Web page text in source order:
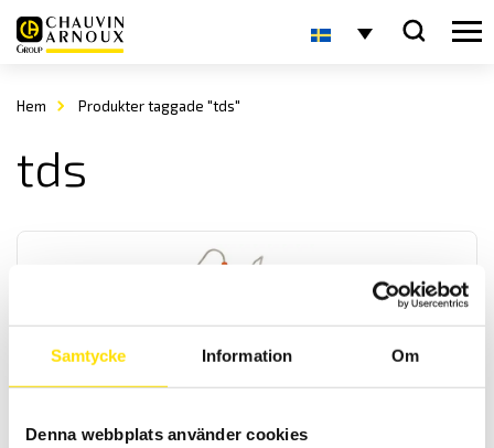
Samtycke Information Om
Denna webbplats använder cookies
Hem Produkter taggade "tds"
tds
logger